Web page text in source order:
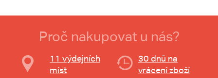
Proč nakupovat u nás?
11 výdejních
míst
30 dnů na
vrácení zboží